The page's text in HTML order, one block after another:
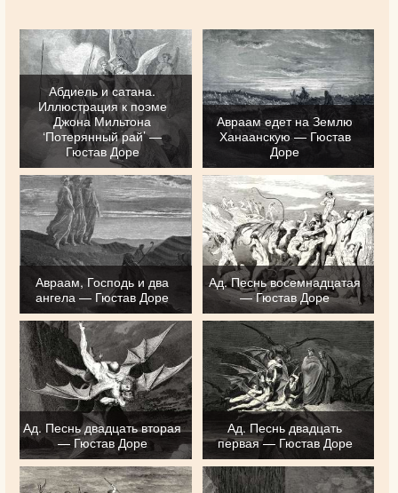
Абдиель и сатана.
Иллюстрация к поэме
Джона Мильтона
‘Потерянный рай’ —
Гюстав Доре
Авраам едет на Землю
Ханаанскую — Гюстав
Доре
Авраам, Господь и два
ангела — Гюстав Доре
Ад. Песнь восемнадцатая
— Гюстав Доре
Ад. Песнь двадцать вторая
— Гюстав Доре
Ад. Песнь двадцать
первая — Гюстав Доре